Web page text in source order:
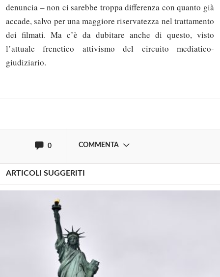
denuncia – non ci sarebbe troppa differenza con quanto già
accade, salvo per una maggiore riservatezza nel trattamento
dei filmati. Ma c’è da dubitare anche di questo, visto
l’attuale frenetico attivismo del circuito mediatico-
giudiziario.
0 COMMENTA
Solo gli utenti registrati possono
commentare!
ARTICOLI SUGGERITI